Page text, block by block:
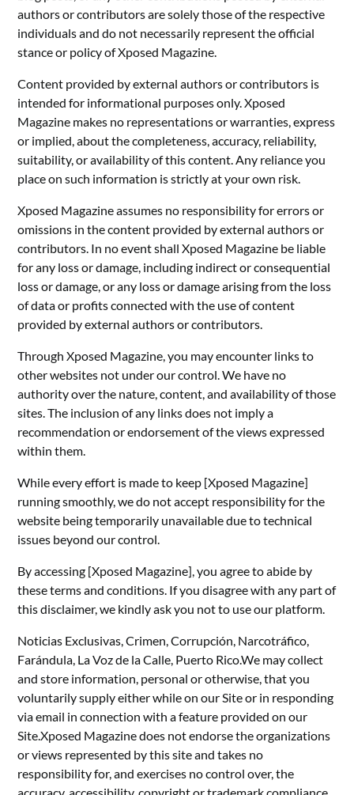
authors or contributors are solely those of the respective
individuals and do not necessarily represent the official
stance or policy of Xposed Magazine.
Content provided by external authors or contributors is
intended for informational purposes only. Xposed
Magazine makes no representations or warranties, express
or implied, about the completeness, accuracy, reliability,
suitability, or availability of this content. Any reliance you
place on such information is strictly at your own risk.
Xposed Magazine assumes no responsibility for errors or
omissions in the content provided by external authors or
contributors. In no event shall Xposed Magazine be liable
for any loss or damage, including indirect or consequential
loss or damage, or any loss or damage arising from the loss
of data or profits connected with the use of content
provided by external authors or contributors.
Through Xposed Magazine, you may encounter links to
other websites not under our control. We have no
authority over the nature, content, and availability of those
sites. The inclusion of any links does not imply a
recommendation or endorsement of the views expressed
within them.
While every effort is made to keep [Xposed Magazine]
running smoothly, we do not accept responsibility for the
website being temporarily unavailable due to technical
issues beyond our control.
By accessing [Xposed Magazine], you agree to abide by
these terms and conditions. If you disagree with any part of
this disclaimer, we kindly ask you not to use our platform.
Noticias Exclusivas, Crimen, Corrupción, Narcotráfico,
Farándula, La Voz de la Calle, Puerto Rico.We may collect
and store information, personal or otherwise, that you
voluntarily supply either while on our Site or in responding
via email in connection with a feature provided on our
Site.Xposed Magazine does not endorse the organizations
or views represented by this site and takes no
responsibility for, and exercises no control over, the